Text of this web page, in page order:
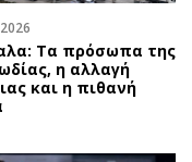
Τα πρόσωπα της
η αλλαγή
και η πιθανή